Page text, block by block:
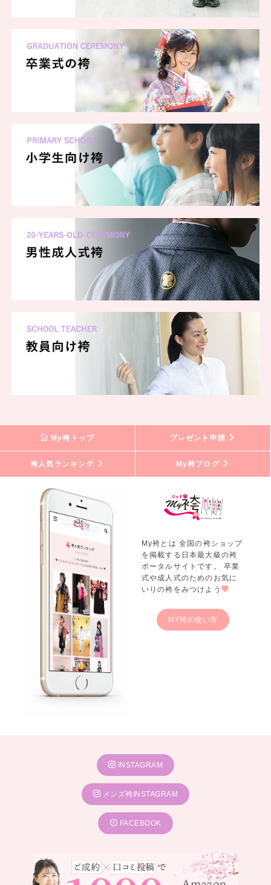
My袴トップ プレゼント申請
袴人気ランキング My袴ブログ
My袴とは 全国の袴ショップ
を掲載する日本最大級の袴
ポータルサイトです。 卒業
式や成人式のためのお気に
いりの袴をみつけよう
MY袴の使い方
INSTAGRAM
メンズ袴INSTAGRAM
FACEBOOK